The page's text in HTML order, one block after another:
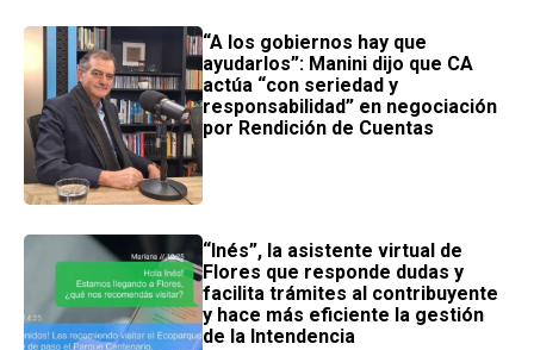
“A los gobiernos hay que
ayudarlos”: Manini dijo que CA
actúa “con seriedad y
responsabilidad” en negociación
por Rendición de Cuentas
“Inés”, la asistente virtual de
Flores que responde dudas y
facilita trámites al contribuyente
y hace más eficiente la gestión
de la Intendencia